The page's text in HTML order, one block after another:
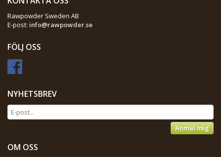
Rawpowder Sweden AB
E-post: info@rawpowder.se
FÖLJ OSS
NYHETSBREV
Anmäl mig
OM OSS